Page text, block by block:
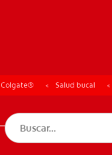
CHEQUEO DE
CHEQUEO
Colgate® Salud bucal